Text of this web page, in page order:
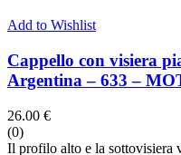
Add to Wishlist
Cappello con visiera
Argentina – 633 –
26.00 €
(0)
Il profilo alto e la sottovisiera